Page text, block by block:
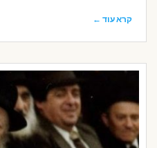
קרא עוד ←